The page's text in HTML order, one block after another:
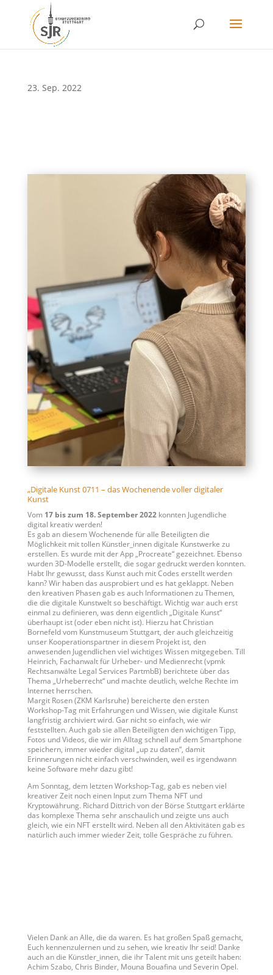
23. Sep. 2022
„Digitale Kunst 0711 – das Wochenende voller digitaler
Kunst
Vom 17 bis zum 18. September 2022konnten Jugendliche
digital kreativ werden!
Es gab an diesem Wochenende für alle Beteiligten die
Möglichkeit mit tollen Künstler_innen digitale Kunstwerke zu
erstellen. Es wurde mit der App „Procreate“ gezeichnet. Ebenso
wurden 3D-Modelle erstellt, die sogar gedruckt werden konnten.
Habt Ihr gewusst, dass Kunst auch mit Codes erstellt werden
kann? Wir haben das ausprobiert und es hat geklappt. Neben
den kreativen Phasen gab es auch Informationen zu Themen,
die die digitale Kunstwelt so beschäftigt. Wichtig war auch erst
einmal zu definieren, was denn eigentlich „Digitale Kunst“
überhaupt ist (oder eben nicht ist). Hierzu hat Christian
Bornefeld vom Kunstmuseum Stuttgart, der auch gleichzeitig
unser Kooperationspartner in diesem Projekt ist, den
anwesenden Jugendlichen viel wichtiges Wissen mitgegeben. Till
Heinrich, Fachanwalt für Urheber- und Medienrecht (vpmk
Rechtsanwälte Legal Services PartmbB) berichtete über das
Thema „Urheberrecht“ und machte deutlich, welche Rechte im
Internet herrschen.
Margit Rosen (ZKM Karlsruhe) bereicherte den ersten
Workshop-Tag mit Erfahrungen und Wissen, wie digitale Kunst
langfristig archiviert wird. Gar nicht so einfach, wie wir
feststellten. Auch gab sie allen Beteiligten den wichtigen Tipp,
Fotos und Videos, die wir im Alltag schnell auf dem Smartphone
speichern, immer wieder digital „up zu daten“, damit
Erinnerungen nicht einfach verschwinden, weil es irgendwann
keine Software mehr dazu gibt!
Am Sonntag, dem letzten Workshop-Tag, gab es neben viel
kreativer Zeit noch einen Input zum Thema NFT und
Kryptowährung. Richard Dittrich von der Börse Stuttgart erklärte
das komplexe Thema sehr anschaulich und zeigte uns auch
gleich, wie ein NFT erstellt wird. Neben all den Aktivitäten gab es
natürlich auch immer wieder Zeit, tolle Gespräche zu führen.
Vielen Dank an Alle, die da waren. Es hat großen Spaß gemacht,
Euch kennenzulernen und zu sehen, wie kreativ Ihr seid! Danke
auch an die Künstler_innen, die ihr Talent mit uns geteilt haben:
Achim Szabo, Chris Binder, Mouna Bouafina und Severin Opel.